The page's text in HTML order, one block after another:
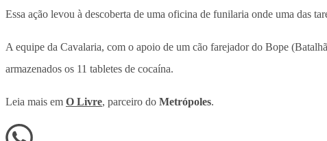
Essa ação levou à descoberta de uma oficina de funilaria onde uma das
A equipe da Cavalaria, com o apoio de um cão farejador do Bope
armazenados os 11 tabletes de cocaína.
Leia mais em O Livre, parceiro do Metrópoles.